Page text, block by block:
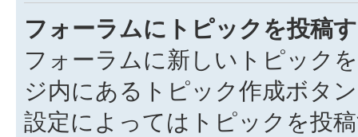
フォーラムにトピックを投稿
フォーラムに新しいトピック
ジ内にあるトピック作成ボタ
設定によってはトピックを投